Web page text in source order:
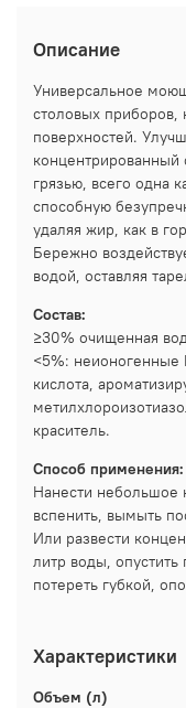
Описание
Универсальное
столовых приборов,
поверхностей.
концентрированный
грязью, всего одна
способную
удаляя жир, как в
Бережно
водой, оставляя
Состав:
≥30% очищенная
<5%: неионогенные
кислота,
краситель.
Способ применения:
Нанести небольшое
вспенить, вымыть
Или развести
литр воды, опустить
потереть губкой,
Характеристики
Объем (л)